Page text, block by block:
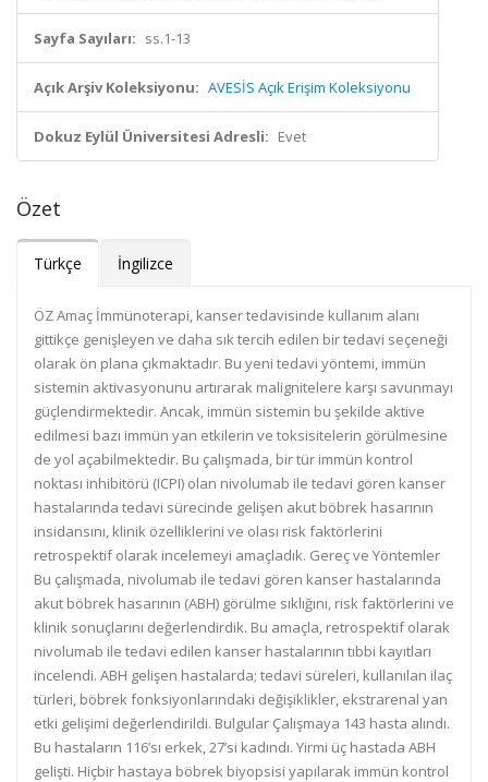
Sayfa Sayıları: ss.1-13
Açık Arşiv Koleksiyonu: AVESİS Açık Erişim Koleksiyonu
Dokuz Eylül Üniversitesi Adresli: Evet
Özet
Türkçe İngilizce
ÖZ Amaç İmmünoterapi, kanser tedavisinde kullanım alanı
gittikçe genişleyen ve daha sık tercih edilen bir tedavi seçeneği
olarak ön plana çıkmaktadır. Bu yeni tedavi yöntemi, immün
sistemin aktivasyonunu artırarak malignitelere karşı savunmayı
güçlendirmektedir. Ancak, immün sistemin bu şekilde aktive
edilmesi bazı immün yan etkilerin ve toksisitelerin görülmesine
de yol açabilmektedir. Bu çalışmada, bir tür immün kontrol
noktası inhibitörü (ICPI) olan nivolumab ile tedavi gören kanser
hastalarında tedavi sürecinde gelişen akut böbrek hasarının
insidansını, klinik özelliklerini ve olası risk faktörlerini
retrospektif olarak incelemeyi amaçladık. Gereç ve Yöntemler
Bu çalışmada, nivolumab ile tedavi gören kanser hastalarında
akut böbrek hasarının (ABH) görülme sıklığını, risk faktörlerini ve
klinik sonuçlarını değerlendirdik. Bu amaçla, retrospektif olarak
nivolumab ile tedavi edilen kanser hastalarının tıbbi kayıtları
incelendi. ABH gelişen hastalarda; tedavi süreleri, kullanılan ilaç
türleri, böbrek fonksiyonlarındaki değişiklikler, ekstrarenal yan
etki gelişimi değerlendirildi. Bulgular Çalışmaya 143 hasta alındı.
Bu hastaların 116’sı erkek, 27’si kadındı. Yirmi üç hastada ABH
gelişti. Hiçbir hastaya böbrek biyopsisi yapılarak immün kontrol